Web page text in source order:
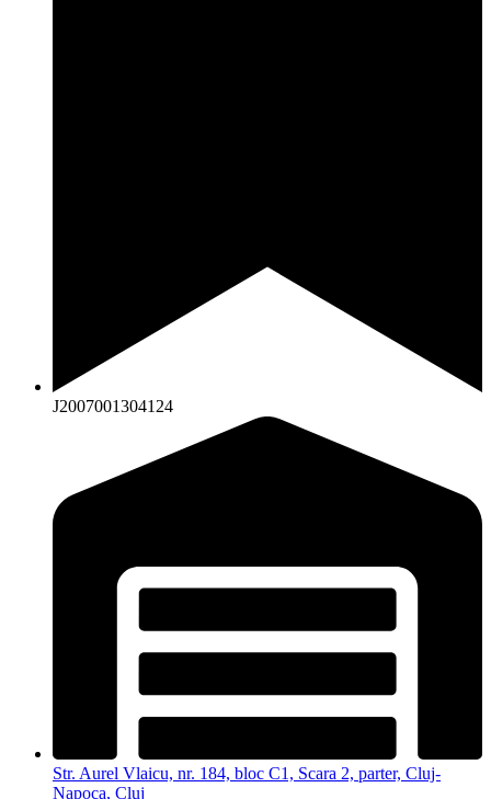
J2007001304124
Str. Aurel Vlaicu, nr. 184, bloc C1, Scara 2, parter, Cluj-
Napoca, Cluj